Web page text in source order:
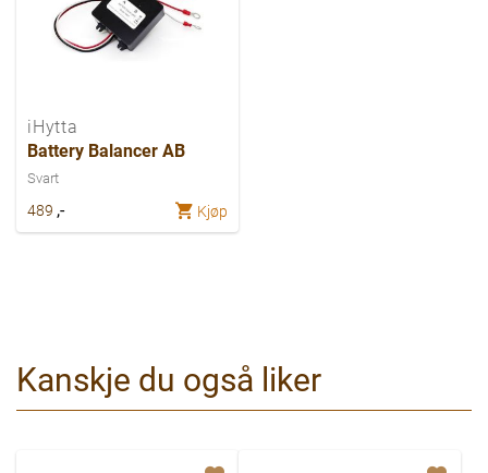
iHytta
Battery Balancer AB
Svart
489 ,- Kjøp
Kanskje du også liker